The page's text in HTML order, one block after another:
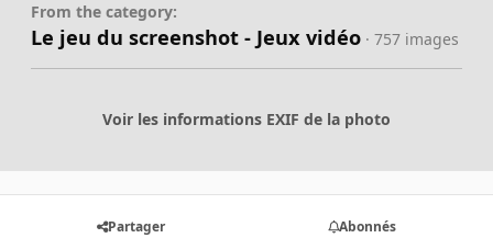
From the category:
Le jeu du screenshot - Jeux vidéo · 757 images
Voir les informations EXIF de la photo
Partager Abonnés